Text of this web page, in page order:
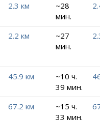
2.3 км
~28
мин.
2.2 км
~27
мин.
45.9 км
~10 ч.
39 мин.
67.2 км
~15 ч.
33 мин.